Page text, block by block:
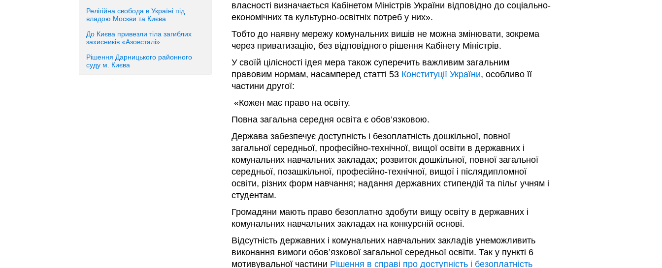
Релігійна свобода в Україні під
владою Москви та Києва
До Києва привезли тіла загиблих
захисників «Азовсталі»
Рішення Дарницького районного
суду м. Києва
власності визначається Кабінетом Міністрів України відповідно до соціально-
економічних та культурно-освітніх потреб у них».
Тобто до наявну мережу комунальних вишів не можна змінювати, зокрема
через приватизацію, без відповідного рішення Кабінету Міністрів.
У своїй цілісності ідея мера також суперечить важливим загальним
правовим нормам, насамперед статті 53 Конституції України, особливо її
частини другої:
«Кожен має право на освіту.
Повна загальна середня освіта є обов’язковою.
Держава забезпечує доступність і безоплатність дошкільної, повної
загальної середньої, професійно-технічної, вищої освіти в державних і
комунальних навчальних закладах; розвиток дошкільної, повної загальної
середньої, позашкільної, професійно-технічної, вищої і післядипломної
освіти, різних форм навчання; надання державних стипендій та пільг учням і
студентам.
Громадяни мають право безоплатно здобути вищу освіту в державних і
комунальних навчальних закладах на конкурсній основі.
Відсутність державних і комунальних навчальних закладів унеможливить
виконання вимоги обов’язкової загальної середньої освіти. Так у пункті 6
мотивувальної частини Рішення в справі про доступність і безоплатність